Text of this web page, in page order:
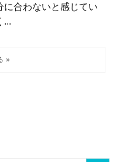
に合わないと感じてい
...